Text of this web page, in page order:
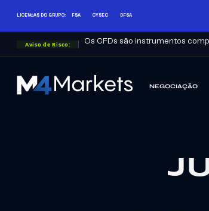
LICENÇAS DO GRUPO: FSA CYSEC DFSA
Aviso de Risco:
Os CFDs são instrumentos
M4Markets
NEGOCIAÇÃO